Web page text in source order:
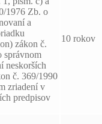
1976 Zb. o
a
zákon č.
správnom
neskorších
č. 369/1990
zriadení v
predpisov
10 rokov